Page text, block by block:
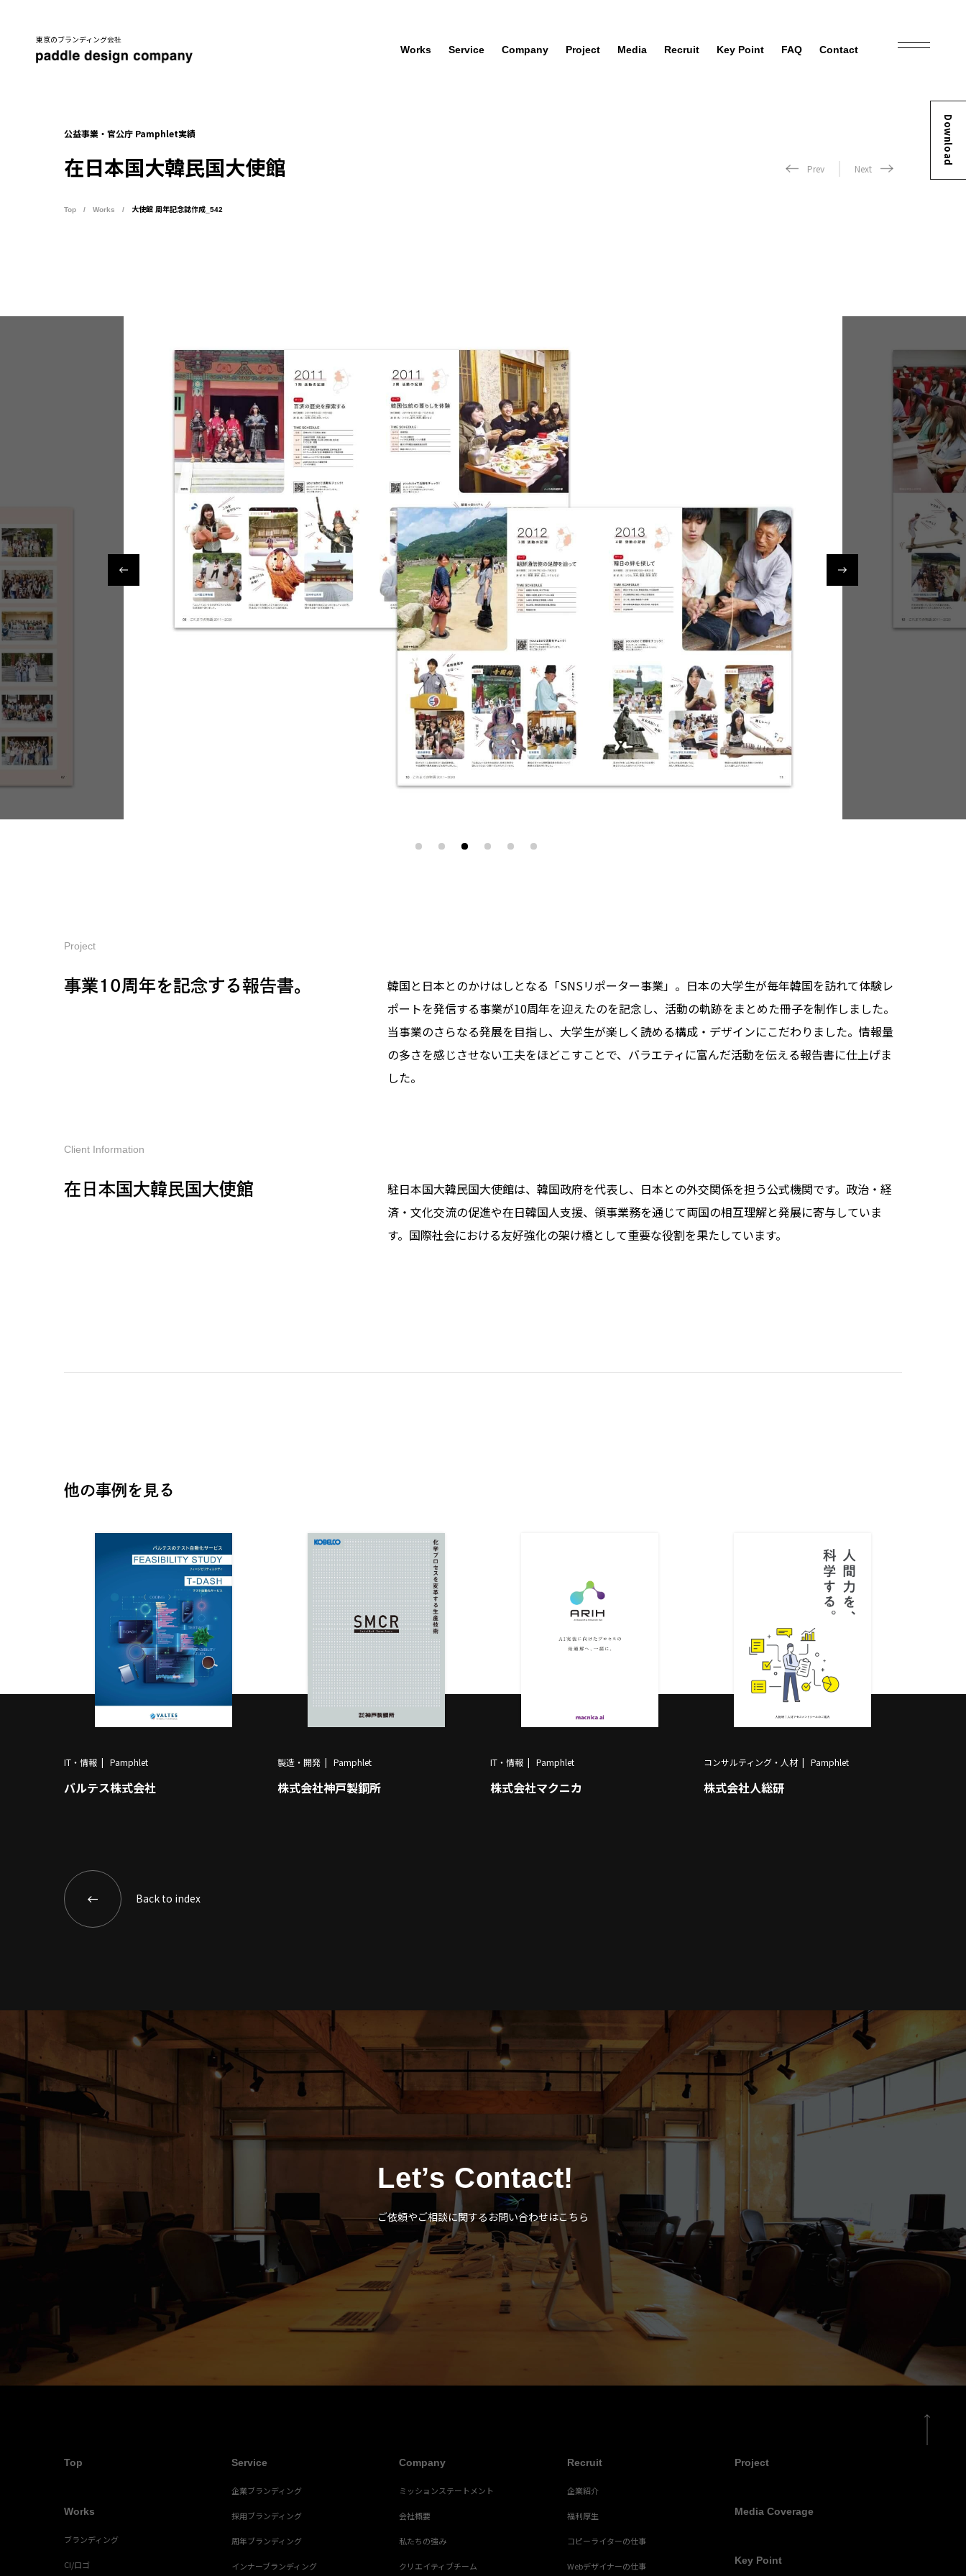
東京のブランディング会社
Works Service Company Project Media Recruit Key Point FAQ Contact
Download
公益事業・官公庁 Pamphlet実績
在日本国大韓民国大使館 Prev Next
Top Works 大使館 周年記念誌作成_542
Project
事業10周年を記念する報告書。
韓国と日本とのかけはしとなる「SNSリポーター事業」。日本の大学生が毎年韓国を訪れて体験レ
ポートを発信する事業が10周年を迎えたのを記念し、活動の軌跡をまとめた冊子を制作しました。
当事業のさらなる発展を目指し、大学生が楽しく読める構成・デザインにこだわりました。情報量
の多さを感じさせない工夫をほどこすことで、バラエティに富んだ活動を伝える報告書に仕上げま
した。
Client Information
在日本国大韓民国大使館
駐日本国大韓民国大使館は、韓国政府を代表し、日本との外交関係を担う公式機関です。政治・経
済・文化交流の促進や在日韓国人支援、領事業務を通じて両国の相互理解と発展に寄与していま
す。国際社会における友好強化の架け橋として重要な役割を果たしています。
他の事例を見る
IT・情報 Pamphlet
バルテス株式会社
製造・開発 Pamphlet
株式会社神戸製鋼所
IT・情報 Pamphlet
株式会社マクニカ
コンサルティング・人材 Pamphlet
株式会社人総研
Back to index
Let’s Contact!
ご依頼やご相談に関するお問い合わせはこちら
Top
Works
ブランディング
CI/ロゴ
Service
企業ブランディング
採用ブランディング
周年ブランディング
インナーブランディング
Company
ミッションステートメント
会社概要
私たちの強み
クリエイティブチーム
Recruit
企業紹介
福利厚生
コピーライターの仕事
Webデザイナーの仕事
Project
Media Coverage
Key Point